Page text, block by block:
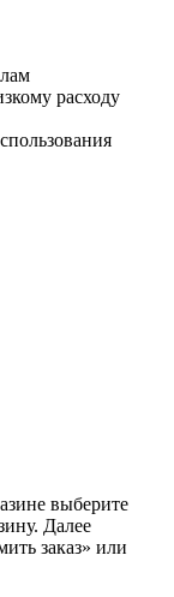
расходу
выберите
Далее
заказ» или